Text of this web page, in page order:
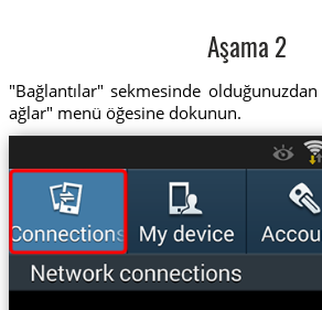
Aşama 2
"Bağlantılar" sekmesinde
ağlar" menü öğesine dokunun.